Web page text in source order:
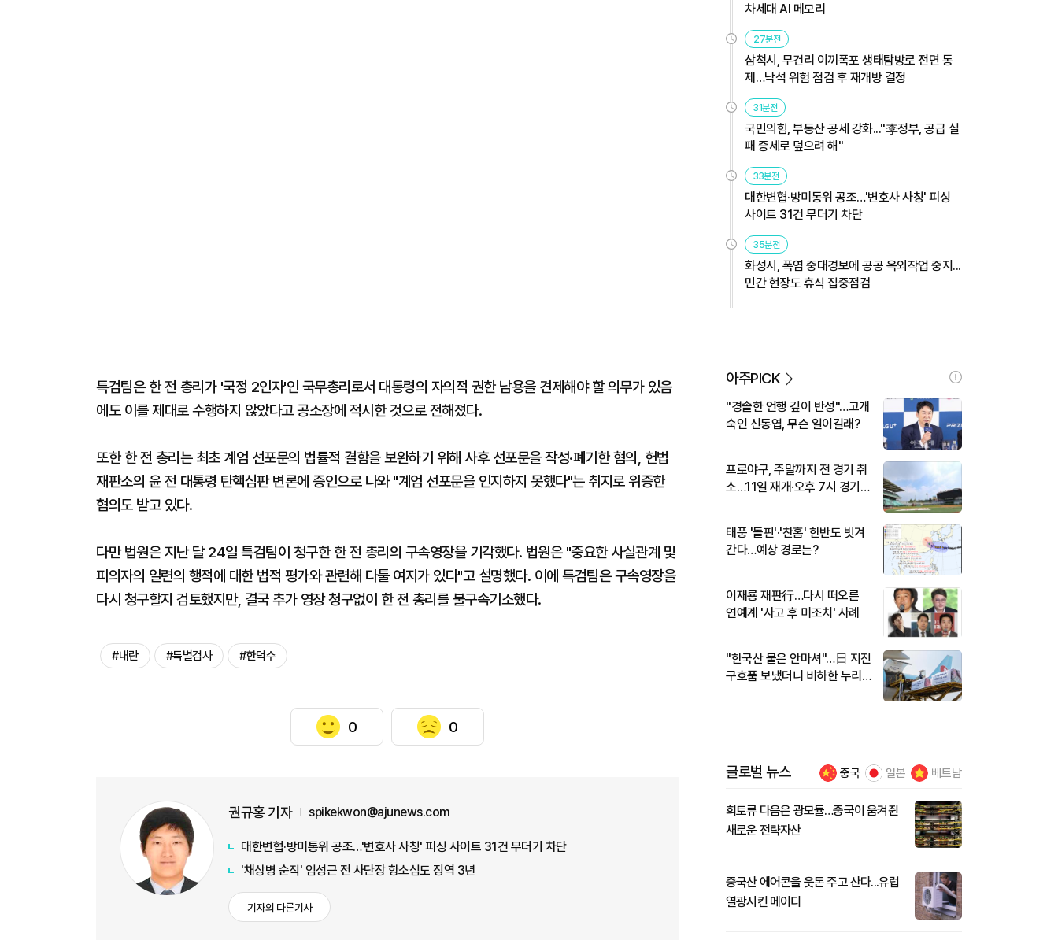
특검팀은 한 전 총리가 '국정 2인자'인 국무총리로서 대통령의 자의적 권한 남용을 견제해야 할 의무가 있음
에도 이를 제대로 수행하지 않았다고 공소장에 적시한 것으로 전해졌다.
또한 한 전 총리는 최초 계엄 선포문의 법률적 결함을 보완하기 위해 사후 선포문을 작성·폐기한 혐의, 헌법
재판소의 윤 전 대통령 탄핵심판 변론에 증인으로 나와 "계엄 선포문을 인지하지 못했다"는 취지로 위증한
혐의도 받고 있다.
다만 법원은 지난 달 24일 특검팀이 청구한 한 전 총리의 구속영장을 기각했다. 법원은 "중요한 사실관계 및
피의자의 일련의 행적에 대한 법적 평가와 관련해 다툴 여지가 있다"고 설명했다. 이에 특검팀은 구속영장을
다시 청구할지 검토했지만, 결국 추가 영장 청구없이 한 전 총리를 불구속기소했다.
#내란 #특별검사 #한덕수
0 0
권규홍 기자 spikekwon@ajunews.com
대한변협·방미통위 공조…'변호사 사칭' 피싱 사이트 31건 무더기 차단
'채상병 순직' 임성근 전 사단장 항소심도 징역 3년
기자의 다른기사
차세대 AI 메모리
27분전
삼척시, 무건리 이끼폭포 생태탐방로 전면 통
제…낙석 위험 점검 후 재개방 결정
31분전
국민의힘, 부동산 공세 강화..."李정부, 공급 실
패 증세로 덮으려 해"
33분전
대한변협·방미통위 공조…'변호사 사칭' 피싱
사이트 31건 무더기 차단
35분전
화성시, 폭염 중대경보에 공공 옥외작업 중지...
민간 현장도 휴식 집중점검
아주PICK
"경솔한 언행 깊이 반성"…고개
숙인 신동엽, 무슨 일이길래?
프로야구, 주말까지 전 경기 취
소…11일 재개·오후 7시 경기
태풍 '돌핀'·'찬홈' 한반도 빗겨
간다…예상 경로는?
이재룡 재판行…다시 떠오른
연예계 '사고 후 미조치' 사례
"한국산 물은 안마셔"…日 지진
구호품 보냈더니 비하한 누리
글로벌 뉴스 중국 일본 베트남
희토류 다음은 광모듈…중국이 움켜쥔
새로운 전략자산
중국산 에어콘을 웃돈 주고 산다...유럽
열광시킨 메이디